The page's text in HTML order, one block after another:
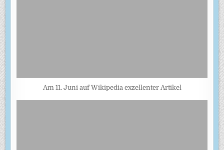
Am 11. Juni auf Wikipedia exzellenter Artikel